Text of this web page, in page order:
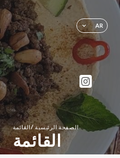
AR
الصفحة الرئيسية/ القائمة
القائمة